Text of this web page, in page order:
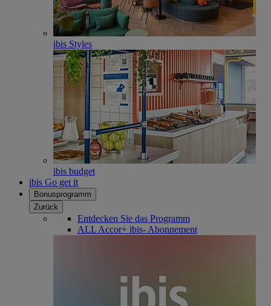
ibis Styles
ibis budget
ibis Go get it
Bonusprogramm
Zurück
Entdecken Sie das Programm
ALL Accor+ ibis- Abonnement